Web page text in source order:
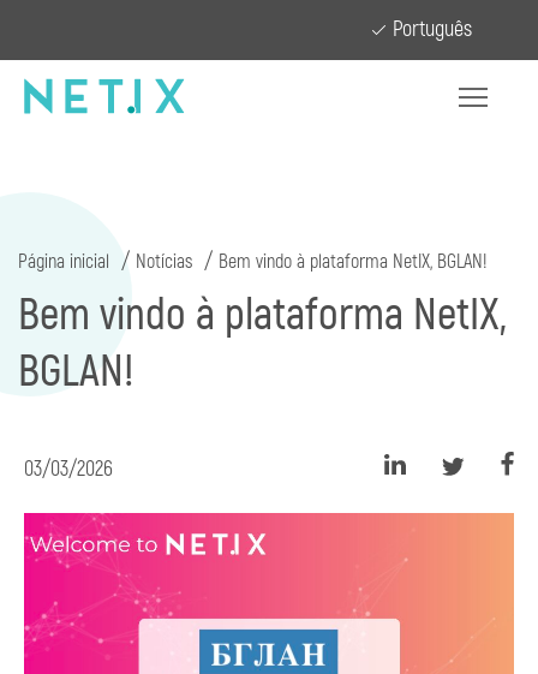
Português
Página inicial Notícias Bem vindo à plataforma NetIX, BGLAN!
Bem vindo à plataforma NetIX,
BGLAN!
03/03/2026